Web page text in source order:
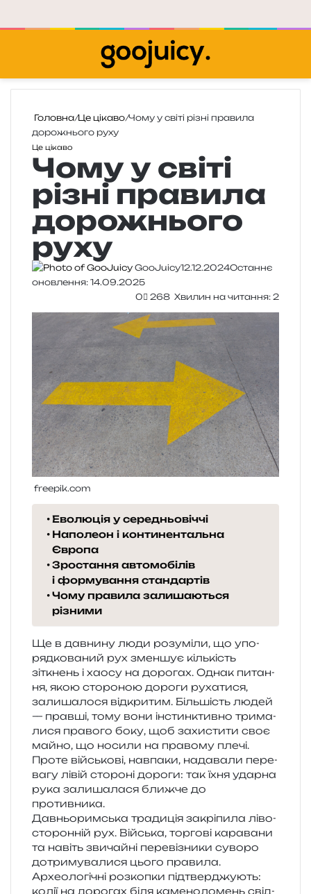
Головна/Це цікаво/Чому у світі різні правила
дорожнього руху
Це цікаво
Чому у світі
різні правила
дорожнього
руху
GooJuicy12.12.2024Останнє
оновлення: 14.09.2025
0
268 Хвилин на читання: 2
freepik.com
Еволюція у середньовіччі
Наполеон і континентальна
Європа
Зростання автомобілів
і формування стандартів
Чому правила залишаються
різними
Ще в дав­ни­ну люди розумі­ли, що упо­
ряд­ко­ва­ний рух змен­шує кіль­кість
зіткнень і хаосу на доро­гах. Однак пита­н­
ня, якою сто­ро­ною доро­ги руха­ти­ся,
зали­ша­ло­ся від­кри­тим. Більшість людей
— прав­ші, тому вони інстин­ктив­но три­ма­
ли­ся пра­во­го боку, щоб захи­сти­ти своє
майно, що носи­ли на пра­во­му плечі.
Проте вій­сько­ві, нав­па­ки, нада­ва­ли пере­
ва­гу лівій сто­ро­ні доро­ги: так їхня удар­на
рука зали­ша­ла­ся ближ­че до
противника.
Давньоримська тра­ди­ція закрі­пи­ла ліво­
сто­рон­ній рух. Війська, тор­го­ві кара­ва­ни
та навіть зви­чай­ні пере­ві­зни­ки суво­ро
дотри­му­ва­ли­ся цього пра­ви­ла.
Археологічні роз­ко­пки під­твер­джу­ють:
колії на доро­гах біля каме­но­ло­мень свід­